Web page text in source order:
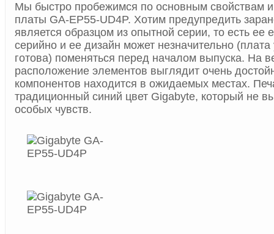
Мы быстро пробежимся по основным свойствам и
платы GA-EP55-UD4P. Хотим предупредить
является образцом из опытной серии, то есть ее
серийно и ее дизайн может незначительно (плата
готова) поменяться перед началом выпуска. На
расположение элементов выглядит очень
компонентов находится в ожидаемых местах.
традиционный синий цвет Gigabyte, который не
особых чувств.